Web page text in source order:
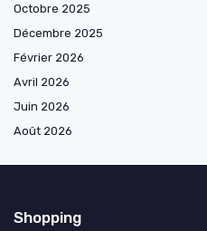
Octobre 2025
Décembre 2025
Février 2026
Avril 2026
Juin 2026
Août 2026
Shopping